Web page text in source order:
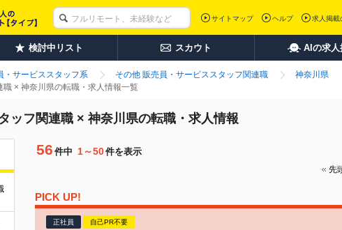
サイトマップ ヘルプ 求人掲載
検討中リスト スカウト AIの求人
・サービススタッフ系 その他 販売員・サービススタッフ関連職
神奈川県
× 神奈川県の転職・求人情報一覧
ッフ関連職 × 神奈川県の転職・求人情報
56 件中 1～50件を表示
先
PICK UP!
正社員 自己PR不要